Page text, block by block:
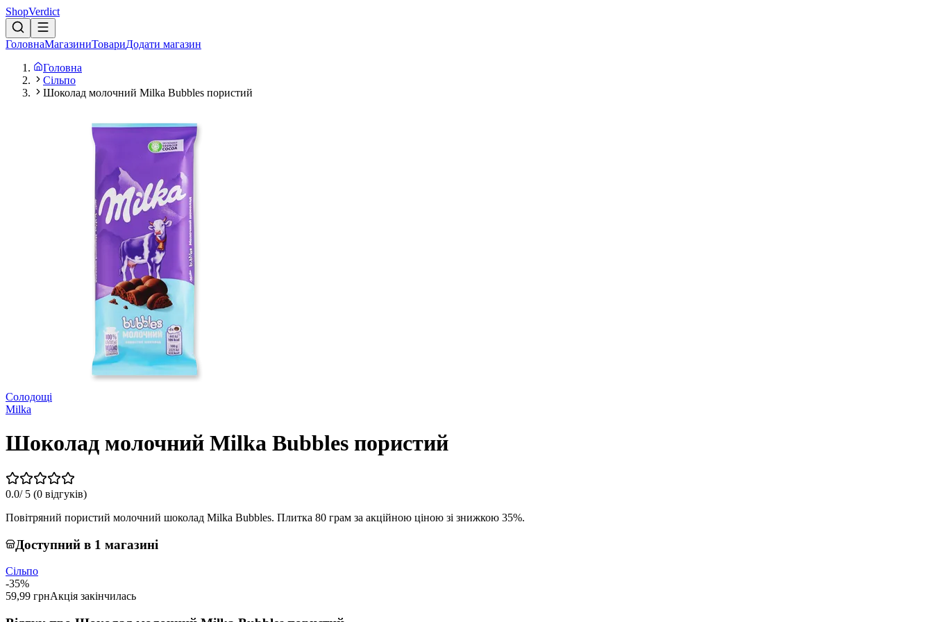
ShopVerdict
ГоловнаМагазиниТовариДодати магазин
Головна
Сільпо
Шоколад молочний Milka Bubbles пористий
Солодощі
Milka
Шоколад молочний Milka Bubbles пористий
0.0/ 5 (0 відгуків)
Повітряний пористий молочний шоколад Milka Bubbles. Плитка 80 грам за акційною ціною зі знижкою 35%.
Доступний в 1 магазині
Сільпо
-35%
59,99 грнАкція закінчилась